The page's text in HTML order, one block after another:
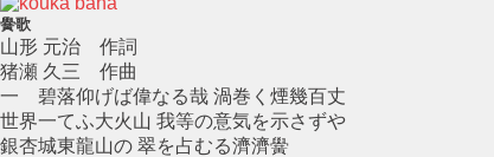
黌歌
山形 元治 作詞
猪瀬 久三 作曲
一 碧落仰げば偉なる哉 渦巻く煙幾百丈
世界一てふ大火山 我等の意気を示さずや
銀杏城東龍山の 翠を占むる濟濟黌